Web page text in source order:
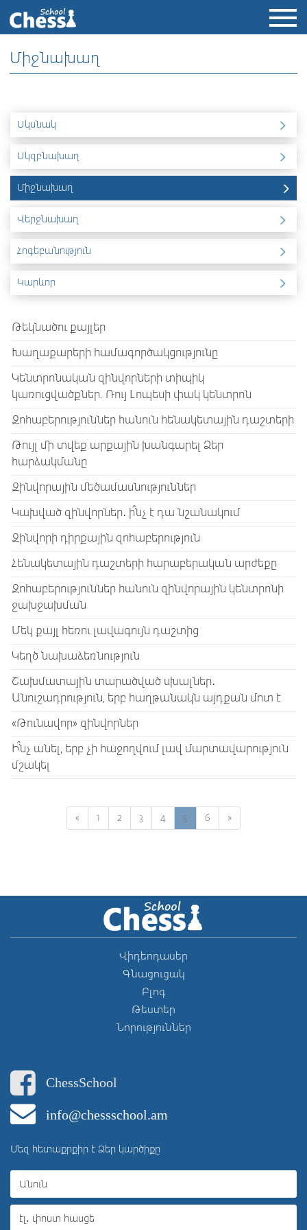
Միջնախաղ
Սկսնակ
Սկզբնախաղ
Միջնախաղ
Վերջնախաղ
Հոգեբանություն
Կարևոր
Թեկնածու քայլեր
Խաղաքարերի համագործակցությունը
Կենտրոնական զինվորների տիպիկ
կառուցվածքներ. Ռույ Լոպեսի փակ կենտրոն
Զոհաբերություններ հանուն հենակետային դաշտերի
Թույլ մի տվեք արքային խանգարել Ձեր
հարձակմանը
Զինվորային մեծամասնություններ
Կախված զինվորներ․ ի՞նչ է դա նշանակում
Զինվորի դիրքային զոհաբերություն
Հենակետային դաշտերի հարաբերական արժեքը
Զոհաբերություններ հանուն զինվորային կենտրոնի
ջախջախման
Մեկ քայլ հեռու լավագույն դաշտից
Կեղծ նախաձեռնություն
Շախմատային տարածված սխալներ․
Անուշադրություն, երբ հաղթանակն այդքան մոտ է
«Թունավոր» զինվորներ
Ի՞նչ անել, երբ չի հաջողվում լավ մարտավարություն
մշակել
« 1 2 3 4 5 6 »
Վիդեոդասեր
Գնացուցակ
Բլոգ
Թեստեր
Նորություններ
ChessSchool
info@chessschool.am
Մեզ հետաքրքիր է Ձեր կարծիքը